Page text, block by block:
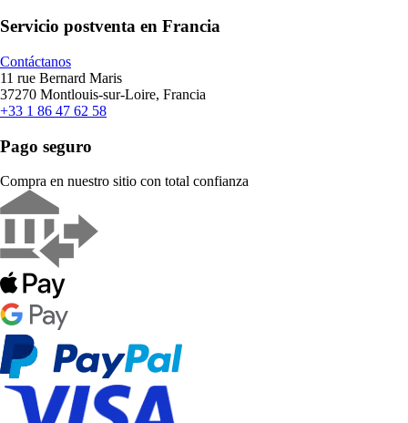
Servicio postventa en Francia
Contáctanos
11 rue Bernard Maris
37270 Montlouis-sur-Loire, Francia
+33 1 86 47 62 58
Pago seguro
Compra en nuestro sitio con total confianza